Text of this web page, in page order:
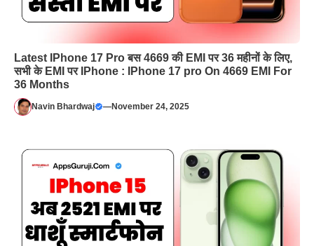
Latest IPhone 17 Pro बस 4669 की EMI पर 36 महीनों के लिए,
सभी के EMI पर IPhone : IPhone 17 pro On 4669 EMI For
36 Months
Navin Bhardwaj —November 24, 2025